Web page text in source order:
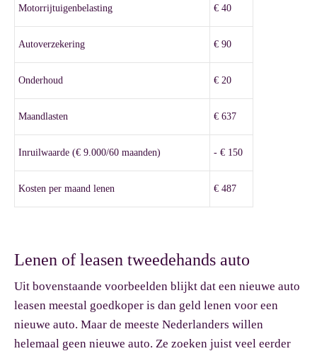
Motorrijtuigenbelasting € 40
Autoverzekering € 90
Onderhoud € 20
Maandlasten € 637
Inruilwaarde (€ 9.000/60 maanden) - € 150
Kosten per maand lenen € 487
Lenen of leasen tweedehands auto
Uit bovenstaande voorbeelden blijkt dat een nieuwe auto
leasen meestal goedkoper is dan geld lenen voor een
nieuwe auto. Maar de meeste Nederlanders willen
helemaal geen nieuwe auto. Ze zoeken juist veel eerder